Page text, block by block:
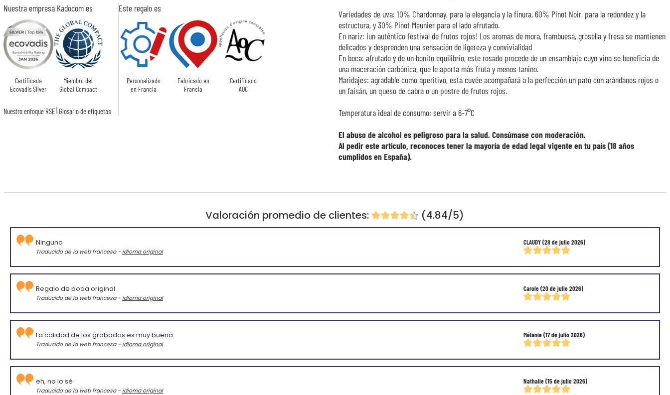
Nuestra empresa Kadocom es
Certificada
Ecovadis Silver
Miembro del
Global Compact
Nuestro enfoque RSE|Glosario de etiquetas
Este regalo es
Personalizado
en Francia
Fabricado en
Francia
Certificado
AOC
Variedades de uva: 10% Chardonnay, para la elegancia y la finura, 60% Pinot Noir, para la redondez y la
estructura, y 30% Pinot Meunier para el lado afrutado.
En nariz: ¡un auténtico festival de frutos rojos! Los aromas de mora, frambuesa, grosella y fresa se mantienen
delicados y desprenden una sensación de ligereza y convivialidad
En boca: afrutado y de un bonito equilibrio, este rosado procede de un ensamblaje cuyo vino se beneficia de
una maceración carbónica, que le aporta más fruta y menos tanino.
Maridajes: agradable como aperitivo, esta cuvée acompañará a la perfección un pato con arándanos rojos o
un faisán, un queso de cabra o un postre de frutos rojos.
Temperatura ideal de consumo: servir a 6-7°C
El abuso de alcohol es peligroso para la salud. Consúmase con moderación.
Al pedir este artículo, reconoces tener la mayoría de edad legal vigente en tu país (18 años
cumplidos en España).
Valoración promedio de clientes: (4.84/5)
CLAUDY(28 de julio 2026)
Ninguno
Traducido de la web francesa - idioma original
Carole(20 de julio 2026)
Regalo de boda original
Traducido de la web francesa - idioma original
Mélanie(17 de julio 2026)
La calidad de los grabados es muy buena.
Traducido de la web francesa - idioma original
Nathalie(15 de julio 2026)
eh, no lo sé
Traducido de la web francesa - idioma original